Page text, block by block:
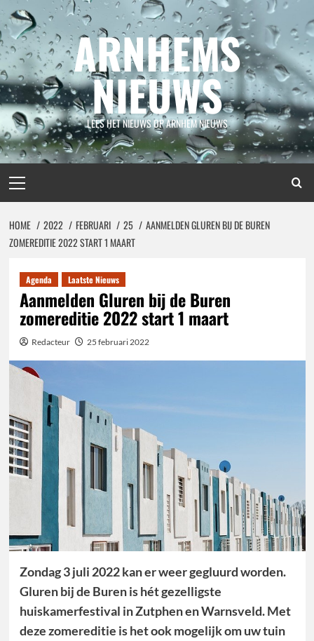
Spring
naar
inhoud
ARNHEMS
NIEUWS
LEES HET NIEUWS OP ARNHEM NIEUWS
menu
HOME 2022 FEBRUARI 25
AANMELDEN GLUREN BIJ DE BUREN
ZOMEREDITIE 2022 START 1 MAART
Agenda Laatste Nieuws
Aanmelden Gluren bij de Buren
zomereditie 2022 start 1 maart
Redacteur 25 februari 2022
Zondag 3 juli 2022 kan er weer gegluurd worden.
Gluren bij de Buren is hét gezelligste
huiskamerfestival in Zutphen en Warnsveld. Met
deze zomereditie is het ook mogelijk om uw tuin